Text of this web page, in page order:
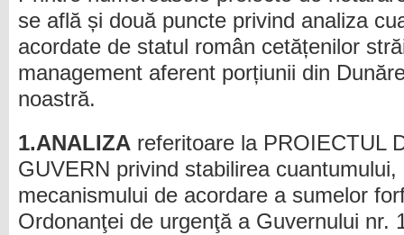
se află și două puncte privind analiza
acordate de statul român cetățenilor
management aferent porțiunii din
noastră.
1.ANALIZA referitoare la PROIECTUL
GUVERN privind stabilirea
mecanismului de acordare a sumelor
Ordonanţei de urgenţă a Guvernului nr.